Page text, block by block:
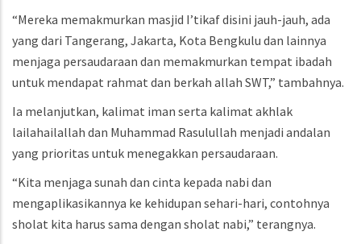
“Mereka memakmurkan masjid I’tikaf disini jauh-jauh, ada
yang dari Tangerang, Jakarta, Kota Bengkulu dan lainnya
menjaga persaudaraan dan memakmurkan tempat ibadah
untuk mendapat rahmat dan berkah allah SWT,” tambahnya.
Ia melanjutkan, kalimat iman serta kalimat akhlak
lailahailallah dan Muhammad Rasulullah menjadi andalan
yang prioritas untuk menegakkan persaudaraan.
“Kita menjaga sunah dan cinta kepada nabi dan
mengaplikasikannya ke kehidupan sehari-hari, contohnya
sholat kita harus sama dengan sholat nabi,” terangnya.